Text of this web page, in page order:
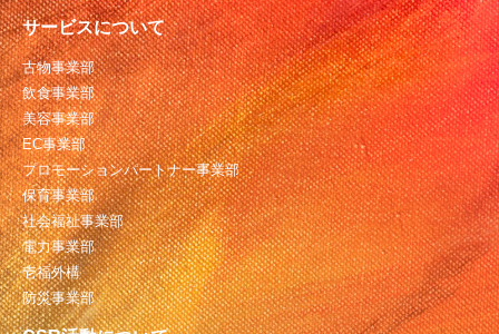
サービスについて
古物事業部
飲食事業部
美容事業部
EC事業部
プロモーションパートナー事業部
保育事業部
社会福祉事業部
電力事業部
壱福外構
防災事業部